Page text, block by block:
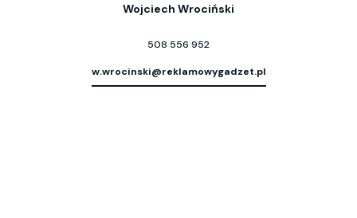
Wojciech Wrociński
508 556 952
w.wrocinski@reklamowygadzet.pl